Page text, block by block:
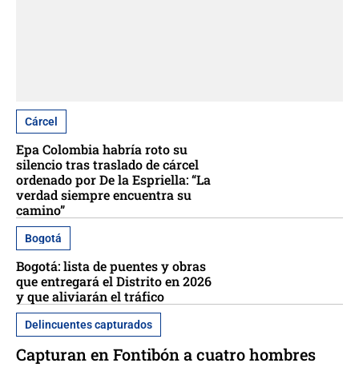
Cárcel
Epa Colombia habría roto su
silencio tras traslado de cárcel
ordenado por De la Espriella: “La
verdad siempre encuentra su
camino”
Bogotá
Bogotá: lista de puentes y obras
que entregará el Distrito en 2026
y que aliviarán el tráfico
Delincuentes capturados
Capturan en Fontibón a cuatro hombres